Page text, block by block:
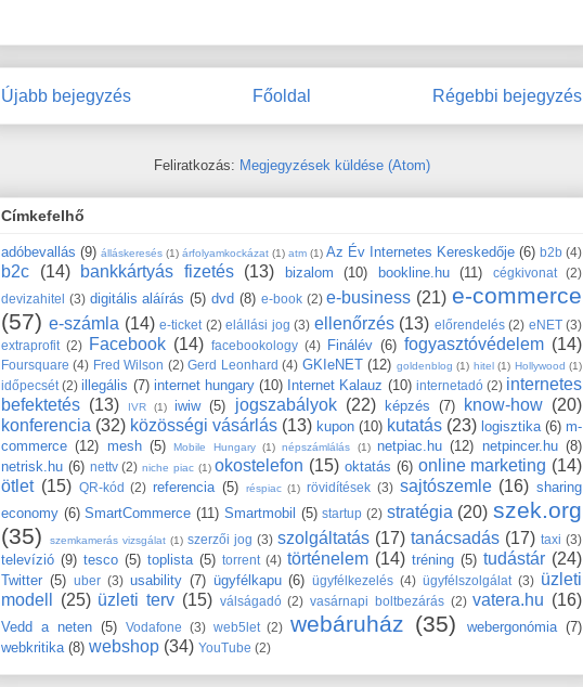
Újabb bejegyzés Régebbi bejegyzés
Főoldal
Feliratkozás: Megjegyzések küldése (Atom)
Címkefelhő
adóbevallás (9) álláskeresés (1) árfolyamkockázat (1) atm (1) Az Év Internetes Kereskedője (6) b2b (4)
b2c (14) bankkártyás fizetés (13) bizalom (10) bookline.hu (11) cégkivonat
(2)
devizahitel
(3) digitális aláírás (5) dvd (8) e-book (2) e-business (21) e-commerce
(57) e-számla (14) e-ticket (2) elállási jog (3) ellenőrzés (13) előrendelés (2) eNET (3)
extraprofit (2) Facebook (14) facebookology (4) Finálév (6) fogyasztóvédelem (14)
Foursquare (4) Fred Wilson (2) Gerd Leonhard (4) GKIeNET (12) goldenblog (1) hitel (1) Hollywood (1)
időpecsét (2) illegális (7) internet hungary (10) Internet Kalauz (10) internetadó (2) internetes
befektetés (13) IVR (1) iwiw (5) jogszabályok (22) képzés (7) know-how (20)
konferencia (32) közösségi vásárlás (13) kupon (10) kutatás (23) logisztika (6) m-
commerce (12) mesh (5) Mobile Hungary (1) népszámlálás (1) netpiac.hu (12) netpincer.hu (8)
netrisk.hu (6) nettv (2) niche piac (1) okostelefon (15) oktatás (6) online marketing (14)
ötlet (15) QR-kód (2) referencia (5) réspiac (1) rövidítések (3) sajtószemle (16) sharing
economy (6) SmartCommerce (11) Smartmobil (5) startup (2) stratégia (20) szek.org
(35)
szemkamerás vizsgálat (1) szerzői jog (3) szolgáltatás (17) tanácsadás (17) taxi (3)
televízió (9) tesco (5) toplista (5) torrent (4) történelem (14) tréning (5) tudástár (24)
Twitter (5) uber (3) usability (7) ügyfélkapu (6) ügyfélkezelés (4) ügyfélszolgálat (3) üzleti
modell
(25) üzleti terv (15) válságadó (2) vasárnapi boltbezárás (2) vatera.hu (16)
Vedd a neten (5) Vodafone (3) web5let (2) webáruház (35) webergonómia (7)
webkritika (8) webshop (34) YouTube (2)